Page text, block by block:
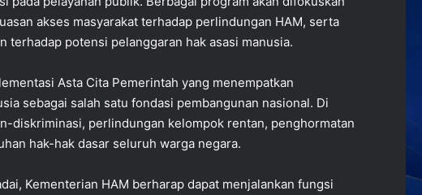
akses masyarakat terhadap perlindungan HAM, serta
terhadap potensi pelanggaran hak asasi manusia.
Asta Cita Pemerintah yang menempatkan
sebagai salah satu fondasi pembangunan nasional. Di
diskriminasi, perlindungan kelompok rentan, penghormatan
hak-hak dasar seluruh warga negara.
Kementerian HAM berharap dapat menjalankan fungsi